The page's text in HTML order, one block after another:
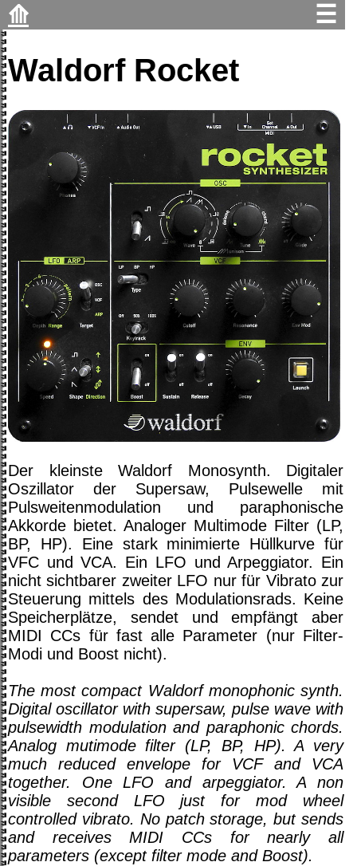
⟰ ☰
Waldorf Rocket
Der kleinste Waldorf Monosynth. Digitaler
Oszillator der Supersaw, Pulsewelle mit
Pulsweitenmodulation und paraphonische
Akkorde bietet. Analoger Multimode Filter (LP,
BP, HP). Eine stark minimierte Hüllkurve für
VFC und VCA. Ein LFO und Arpeggiator. Ein
nicht sichtbarer zweiter LFO nur für Vibrato zur
Steuerung mittels des Modulationsrads. Keine
Speicherplätze, sendet und empfängt aber
MIDI CCs für fast alle Parameter (nur Filter-
Modi und Boost nicht).
The most compact Waldorf monophonic synth.
Digital oscillator with supersaw, pulse wave with
pulsewidth modulation and paraphonic chords.
Analog mutimode filter (LP, BP, HP). A very
much reduced envelope for VCF and VCA
together. One LFO and arpeggiator. A non
visible second LFO just for mod wheel
controlled vibrato. No patch storage, but sends
and receives MIDI CCs for nearly all
parameters (except filter mode and Boost).